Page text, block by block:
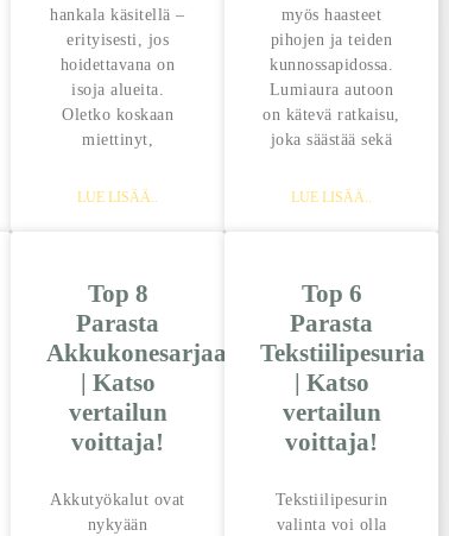
hankala käsitellä –
erityisesti, jos
hoidettavana on
isoja alueita.
Oletko koskaan
miettinyt,
LUE LISÄÄ..
myös haasteet
pihojen ja teiden
kunnossapidossa.
Lumiaura autoon
on kätevä ratkaisu,
joka säästää sekä
LUE LISÄÄ..
Top 8
Parasta
Akkukonesarjaa
| Katso
vertailun
voittaja!
Akkutyökalut ovat
nykyään
Top 6
Parasta
Tekstiilipesuria
| Katso
vertailun
voittaja!
Tekstiilipesurin
valinta voi olla